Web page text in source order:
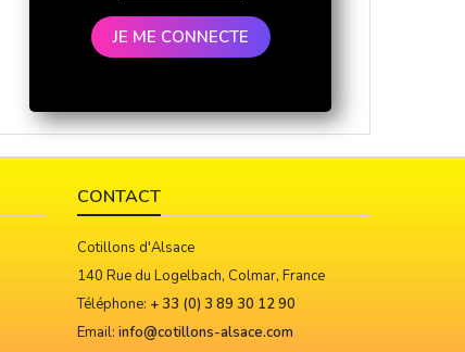
JE ME CONNECTE
CONTACT
Cotillons d'Alsace
140 Rue du Logelbach, Colmar, France
Téléphone: + 33 (0) 3 89 30 12 90
Email: info@cotillons-alsace.com